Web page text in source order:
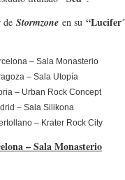
de Stormzone en su
– Sala Monasterio
– Sala Utopía
– Urban Rock Concept
– Sala Silikona
– Krater Rock City
– Sala Monasterio